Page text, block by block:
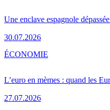
Une enclave espagnole
30.07.2026
L’euro en mèmes : quand les
27.07.2026
ÉCONOMIE